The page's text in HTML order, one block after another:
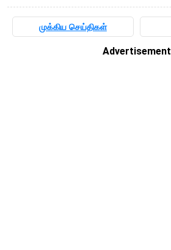
முக்கிய செய்திகள்
Advertisement